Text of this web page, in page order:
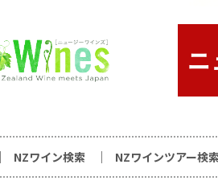
ニュージーランドワイ
NZワイン検索 NZワインツアー検